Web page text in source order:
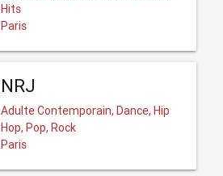
Hits
Paris
NRJ
Adulte Contemporain, Dance, Hip
Hop, Pop, Rock
Paris